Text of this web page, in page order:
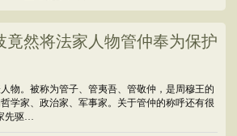
竟然将法家人物管仲奉为保护
物。被称为管子、管夷吾、管敬仲，是周穆王的
学家、政治家、军事家。关于管仲的称呼还有很
先驱…